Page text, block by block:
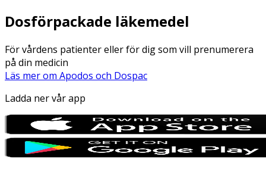
Dosförpackade läkemedel
För vårdens patienter eller för dig som vill prenumerera
på din medicin
Läs mer om Apodos och Dospac
Ladda ner vår app